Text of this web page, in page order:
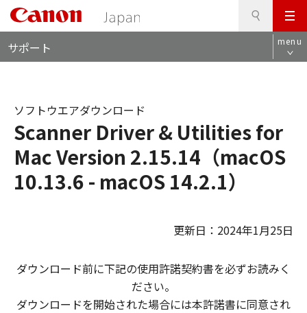
メ
ニ
ュ
サポート menu
Scanner Driver & Utilities for
Mac Version 2.15.14（macOS
10.13.6 - macOS 14.2.1）
ソフトウエアダウンロード
更新日：2024年1月25日
ダウンロード前に下記の使用許諾契約書を必ずお読みく
ださい。
ダウンロードを開始された場合には本許諾書に同意され